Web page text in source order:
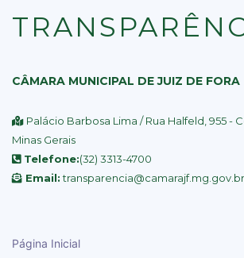
CÂMARA MUNICIPAL DE JUIZ DE FORA
Palácio Barbosa Lima / Rua Halfeld, 955 -
Minas Gerais
Telefone:(32) 3313-4700
Email:transparencia@camarajf.mg.gov.br
Página Inicial